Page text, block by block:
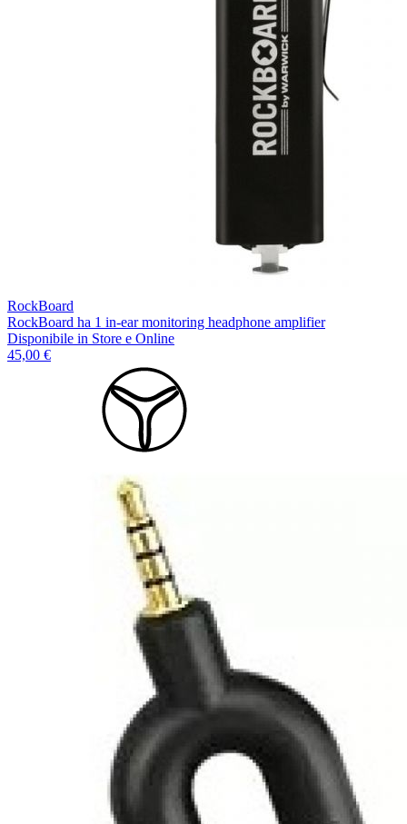
RockBoard
RockBoard ha 1 in-ear monitoring headphone amplifier
Disponibile in Store e Online
45,00 €